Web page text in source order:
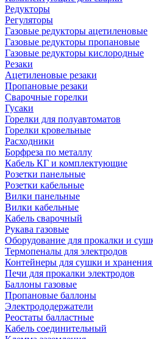
Редукторы
Регуляторы
Газовые редукторы ацетиленовые
Газовые редукторы пропановые
Газовые редукторы кислородные
Резаки
Ацетиленовые резаки
Пропановые резаки
Сварочные горелки
Гусаки
Горелки для полуавтоматов
Горелки кровельные
Расходники
Борфреза по металлу
Кабель КГ и комплектующие
Розетки панельные
Розетки кабельные
Вилки панельные
Вилки кабельные
Кабель сварочный
Рукава газовые
Оборудование для прокалки и
Термопеналы для электродов
Контейнеры для сушки и хранения
Печи для прокалки электродов
Баллоны газовые
Пропановые баллоны
Электрододержатели
Реостаты балластные
Кабель соединительный